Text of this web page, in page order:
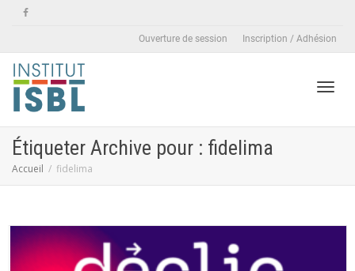
Ouverture de session Inscription / Adhésion
Étiqueter Archive pour : fidelima
Accueil fidelima